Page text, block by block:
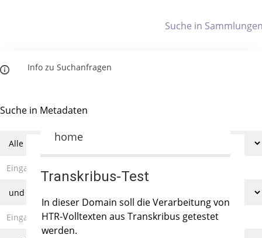
Letzte Trefferliste
Zuletzt gesucht
Noch keine Suchworte
Info zu Suchanfragen
Suche in Metadaten
Titelindex
home
Transkribus-Test
In dieser Domain soll die Verarbeitung von
HTR-Volltexten aus Transkribus getestet
werden.